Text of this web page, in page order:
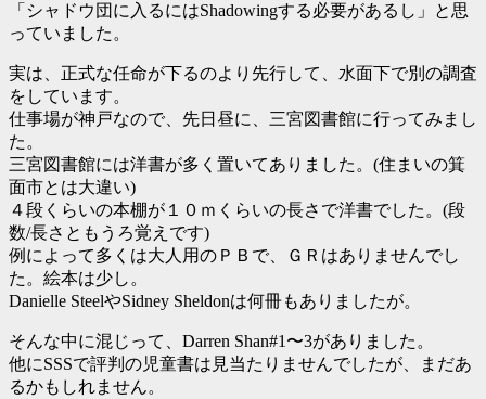
「シャドウ団に入るにはShadowingする必要があるし」と思
っていました。
実は、正式な任命が下るのより先行して、水面下で別の調査
をしています。
仕事場が神戸なので、先日昼に、三宮図書館に行ってみまし
た。
三宮図書館には洋書が多く置いてありました。(住まいの箕
面市とは大違い)
４段くらいの本棚が１０ｍくらいの長さで洋書でした。(段
数/長さともうろ覚えです)
例によって多くは大人用のＰＢで、ＧＲはありませんでし
た。絵本は少し。
Danielle SteelやSidney Sheldonは何冊もありましたが。
そんな中に混じって、Darren Shan#1〜3がありました。
他にSSSで評判の児童書は見当たりませんでしたが、まだあ
るかもしれません。